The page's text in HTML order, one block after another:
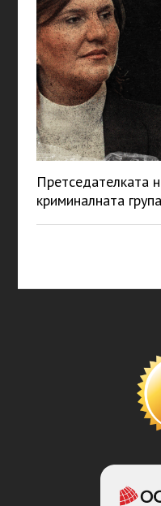
Претседателката
криминалната